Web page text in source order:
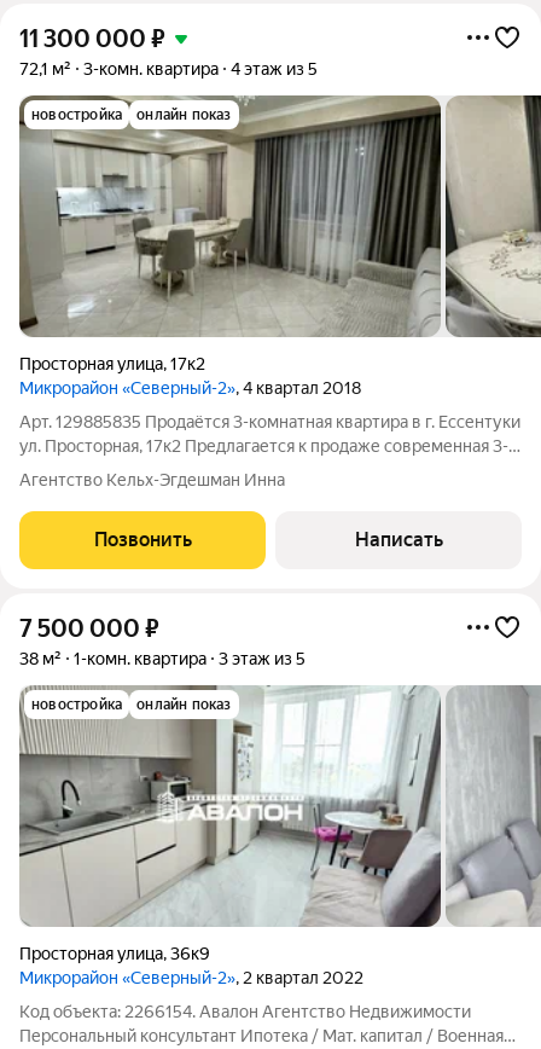
11 300 000 ₽
72,1 м² 3-комн. квартира 4 этаж из 5
новостройка онлайн показ
Просторная улица,17к2
Микрорайон «Северный-2», 4 квартал 2018
Арт. 129885835 Продаётся 3-комнатная квартира в г. Ессентуки
ул. Просторная, 17к2 Предлагается к продаже современная 3-
комнатная квартира с шикарным панорамным видом на горы,
расположенная в одном из самых динамично развивающихся
районов города.
Агентство Кельх-Эгдешман Инна
Позвонить Написать
7 500 000 ₽
38 м² 1-комн. квартира 3 этаж из 5
новостройка онлайн показ
Просторная улица,36к9
Микрорайон «Северный-2», 2 квартал 2022
Код объекта: 2266154. Авалон Агентство Недвижимости
Персональный консультант Ипотека / Мат. капитал / Военная